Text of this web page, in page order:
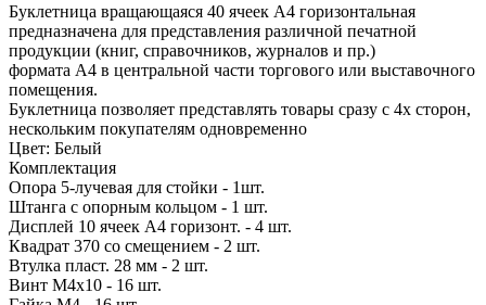
Буклетница вращающаяся 40 ячеек А4 горизонтальная
предназначена для представления различной печатной
продукции (книг, справочников, журналов и пр.)
формата А4 в центральной части торгового или выставочного
помещения.
Буклетница позволяет представлять товары сразу с 4х сторон,
нескольким покупателям одновременно
Цвет: Белый
Комплектация
Опора 5-лучевая для стойки - 1шт.
Штанга с опорным кольцом - 1 шт.
Дисплей 10 ячеек А4 горизонт. - 4 шт.
Квадрат 370 со смещением - 2 шт.
Втулка пласт. 28 мм - 2 шт.
Винт М4х10 - 16 шт.